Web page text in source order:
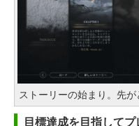
ストーリーの始まり。先
目標達成を目指して